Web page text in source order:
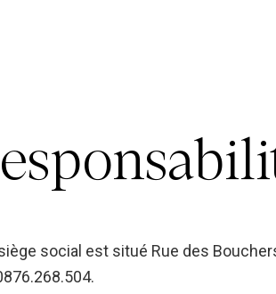
social est situé Rue des